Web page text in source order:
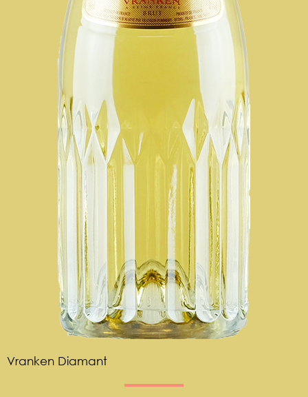
Vranken Diamant